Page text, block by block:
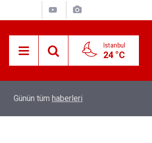
İstanbul
24 °C
Havalarda Ödem Şikayetini Hafife
Günün tüm haberleri